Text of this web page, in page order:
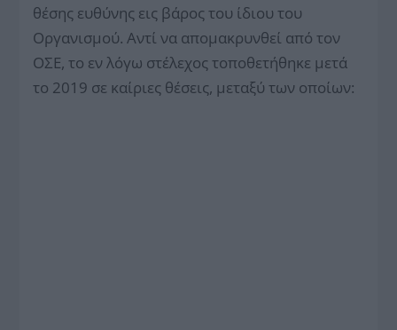
θέσης ευθύνης εις βάρος του ίδιου του
Οργανισμού. Αντί να απομακρυνθεί από τον
ΟΣΕ, το εν λόγω στέλεχος τοποθετήθηκε μετά
το 2019 σε καίριες θέσεις, μεταξύ των οποίων: